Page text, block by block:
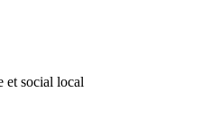
et social local